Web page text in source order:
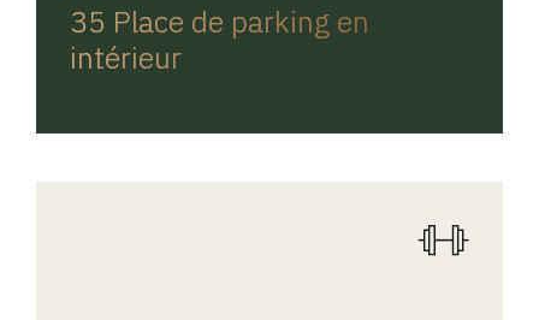
35 Place de parking en
intérieur